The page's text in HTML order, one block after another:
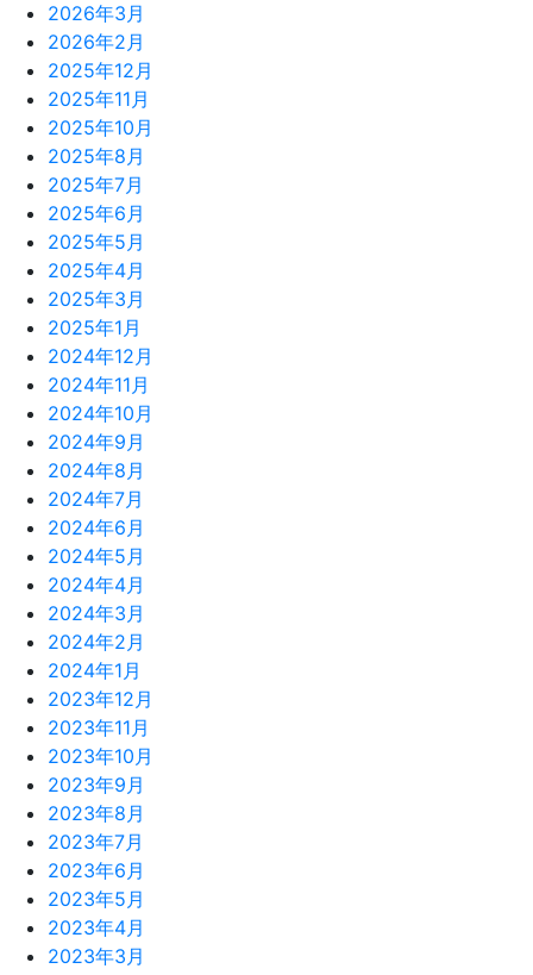
2026年3月
2026年2月
2025年12月
2025年11月
2025年10月
2025年8月
2025年7月
2025年6月
2025年5月
2025年4月
2025年3月
2025年1月
2024年12月
2024年11月
2024年10月
2024年9月
2024年8月
2024年7月
2024年6月
2024年5月
2024年4月
2024年3月
2024年2月
2024年1月
2023年12月
2023年11月
2023年10月
2023年9月
2023年8月
2023年7月
2023年6月
2023年5月
2023年4月
2023年3月